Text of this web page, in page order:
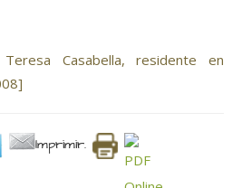
Casabella, residente en
Imprimir.